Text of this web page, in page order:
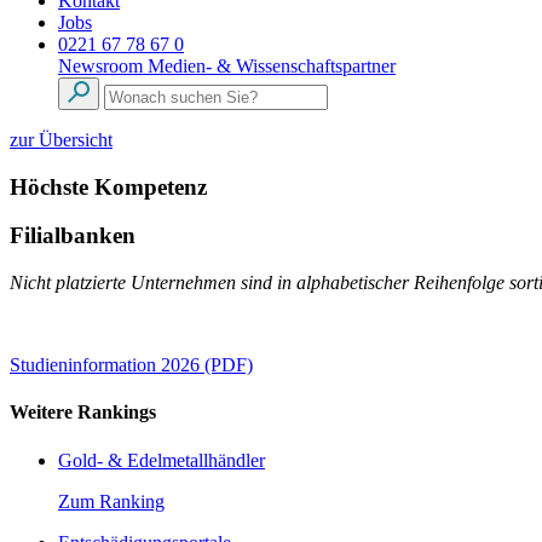
Jobs
0221 67 78 67 0
Newsroom Medien- & Wissenschaftspartner
zur Übersicht
Höchste Kompetenz
Filialbanken
Nicht platzierte Unternehmen sind in alphabetischer Reihenfolge
Studieninformation 2026 (PDF)
Weitere Rankings
Gold- & Edelmetallhändler
Zum Ranking